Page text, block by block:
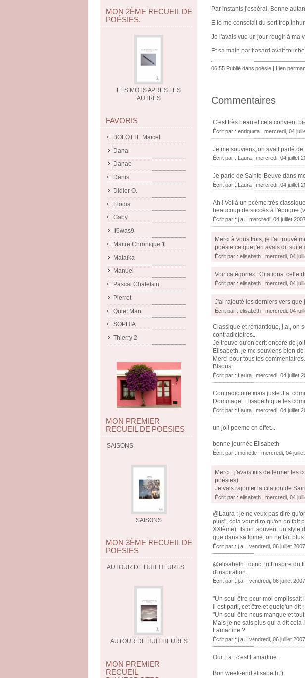
MON 2ÈME RECUEIL DE
POÉSIES.
LES MOTS APRES LES
AUTRES
FAVORIS
BOLOTTE Marcel
Dana
Danae
Denis
Didier O.
Elodia
Gaby
If6was9
Maitre Chronique 1
Malaïka
Manuel
Pascal Chatelain
Pierrot
Quiet Man
SOPHIA
Thierry 2
MON PREMIER
RECUEIL DE POESIES
SAISONS
SAISONS
MON 3ÈME RECUEIL DE
POESIES
AUTOUR DE HUIT HEURES
AUTOUR DE HUIT HEURES
MON PREMIER
RECUEIL
Par instants j'espérai. Bonne
Elle me consolait du sort trop
Je l'avais vue un jour rougir à ma
Et sa main par hasard avait
06:55 Publié dans poésie | Lien
Commentaires
C'est très beau et cela convient
Écrit par : enriqueta | mercredi, 04
Je me souviens, on avait parlé de
Écrit par : Laura | mercredi, 04 juillet
Je parle de Sainte-Beuve dans
Écrit par : Laura | mercredi, 04 juillet
Ah ! Voilà un poème très
beaucoup de succès à l'époque
Écrit par : j.a. | mercredi, 04 juillet 2007
Merci à vous trois, je l'ai trouvé
poésie ce que j'en avais dit suite
Écrit par : elisabeth | mercredi, 04
Voir catégories : Citations, celle
Écrit par : elisabeth | mercredi, 04
J'ai rajouté les derniers vers que
Écrit par : elisabeth | mercredi, 04
Classique et romantique, j.a., on
contradictoires...
Je trouve qu'on écrit encore de
Elisabeth, je me souviens bien de
Merci pour tous tes commentaires.
Bisous.
Écrit par : Laura | mercredi, 04 juillet
Contradictoire mais juste J.a.
Dommage, Elisabeth que les
Écrit par : Laura | mercredi, 04 juillet
un joli poeme en effet....
bonne journée Elisabeth
Écrit par : monette | mercredi, 04
Merci : j'avais mis de fermer les
poésies).
Je vais rajouter la citation de
Écrit par : elisabeth | mercredi, 04
@Laura : je ne veux pas dire
plus", cela veut dire qu'on en fait
XXIème). Ils ont souvent un style
que dans sa forme, on ne fait
Écrit par : j.a. | vendredi, 06 juillet 2007
@elisabeth : donc, tu t'inspire du
d'inspiration.
Écrit par : j.a. | vendredi, 06 juillet 2007
"Un seul être pour moi emplissait
il est parti, cet être et quelq'un dit :
"Un seul être nous manque et
Mais je ne sais plus qui a dit cela
Lamartine ?
Écrit par : j.a. | vendredi, 06 juillet 2007
Oui, j.a., c'est Lamartine.
Bon week-end elisabeth :)